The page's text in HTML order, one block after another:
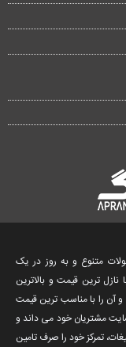
متنوع و به روز در یک
نازل ترین قیمت و بالاترین
آن را با مناسب ترین قیمت
مشتریان خود می داند و
تمرکز خود را صرف تامین